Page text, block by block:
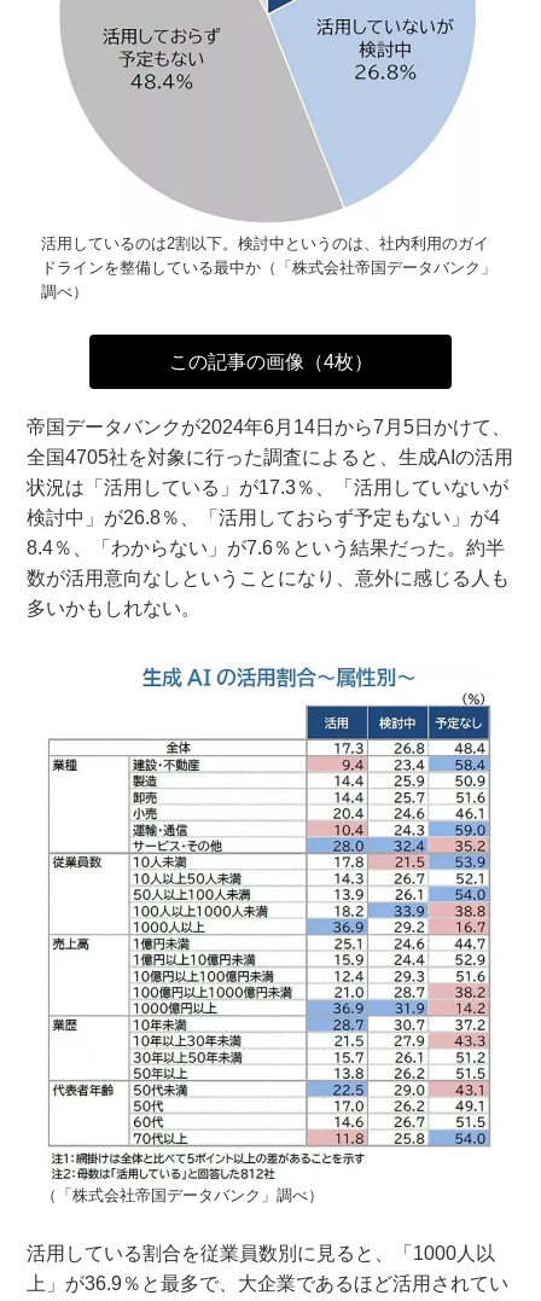
活用しているのは2割以下。検討中というのは、社内利用のガイ
ドラインを整備している最中か（「株式会社帝国データバンク」
調べ）
この記事の画像（4枚）
帝国データバンクが2024年6月14日から7月5日かけて、
全国4705社を対象に行った調査によると、生成AIの活用
状況は「活用している」が17.3％、「活用していないが
検討中」が26.8％、「活用しておらず予定もない」が4
8.4％、「わからない」が7.6％という結果だった。約半
数が活用意向なしということになり、意外に感じる人も
多いかもしれない。
（「株式会社帝国データバンク」調べ）
活用している割合を従業員数別に見ると、「1000人以
上」が36.9％と最多で、大企業であるほど活用されてい